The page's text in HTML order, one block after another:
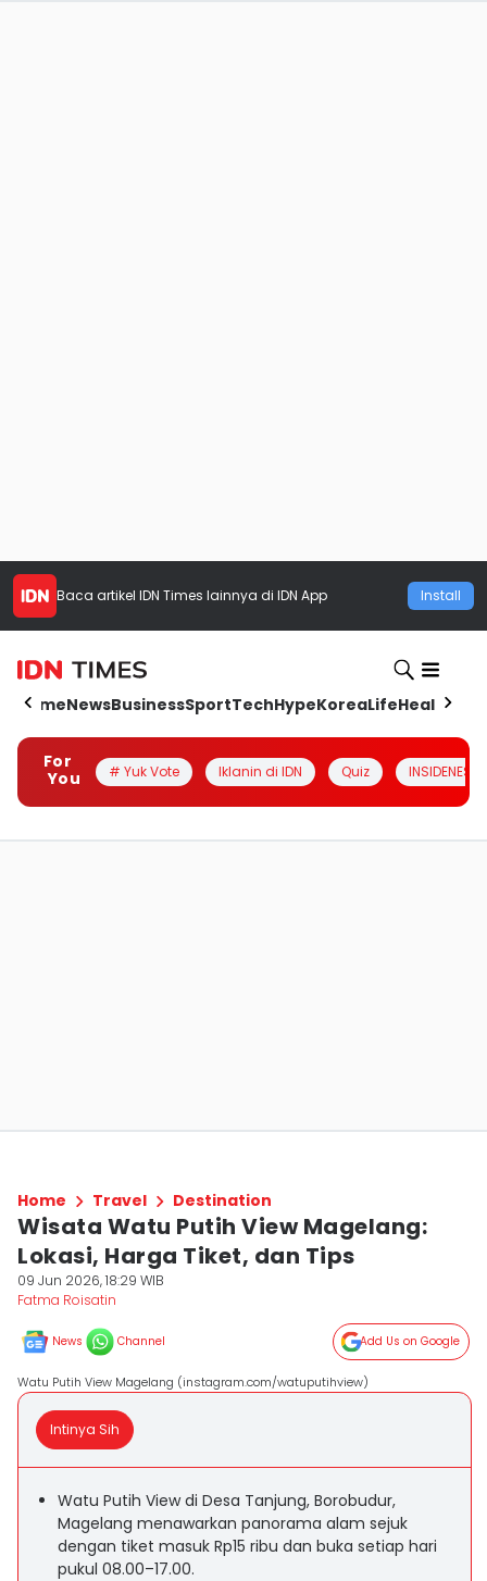
Baca artikel IDN Times lainnya di IDN App Install
HomeNewsBusinessSportTechHypeKoreaLifeHealth
For
You
# Yuk Vote Iklanin di IDN Quiz INSIDENESIA
Home Travel Destination
Wisata Watu Putih View Magelang:
Lokasi, Harga Tiket, dan Tips
09 Jun 2026, 18:29 WIB
Fatma Roisatin
News Channel Add Us on Google
Watu Putih View Magelang (instagram.com/watuputihview)
Intinya Sih
Watu Putih View di Desa Tanjung, Borobudur,
Magelang menawarkan panorama alam sejuk
dengan tiket masuk Rp15 ribu dan buka setiap hari
pukul 08.00–17.00.